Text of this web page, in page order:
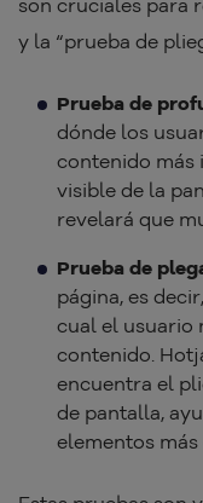
son cruciales para
y la “prueba de
Prueba de
dónde los
contenido más
visible de la
revelará que
Prueba de
página, es
cual el usuario
contenido.
encuentra el
de pantalla,
elementos